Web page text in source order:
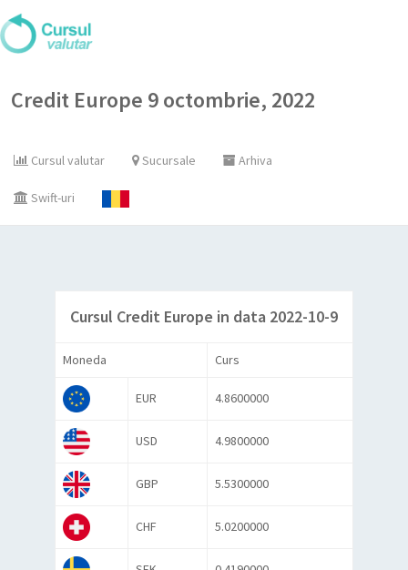
Credit Europe 9 octombrie, 2022
Cursul valutar Sucursale Arhiva
Swift-uri
Cursul Credit Europe in data 2022-10-9
Moneda Curs
EUR 4.8600000
USD 4.9800000
GBP 5.5300000
CHF 5.0200000